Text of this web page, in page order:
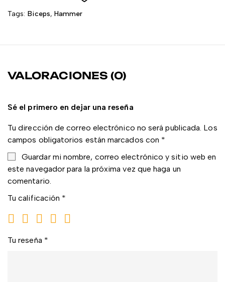
Tags: Biceps,Hammer
VALORACIONES (0)
Sé el primero en dejar una reseña
Tu dirección de correo electrónico no será publicada. Los
campos obligatorios están marcados con *
Guardar mi nombre, correo electrónico y sitio web en
este navegador para la próxima vez que haga un
comentario.
Tu calificación *
Tu reseña *